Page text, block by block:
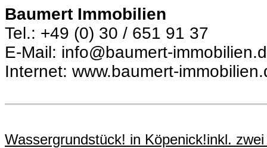
Baumert Immobilien
Tel.: +49 (0) 30 / 651 91 37
E-Mail: info@baumert-
Internet: www.baumert-
Wassergrundstück! in Köpenick!inkl.